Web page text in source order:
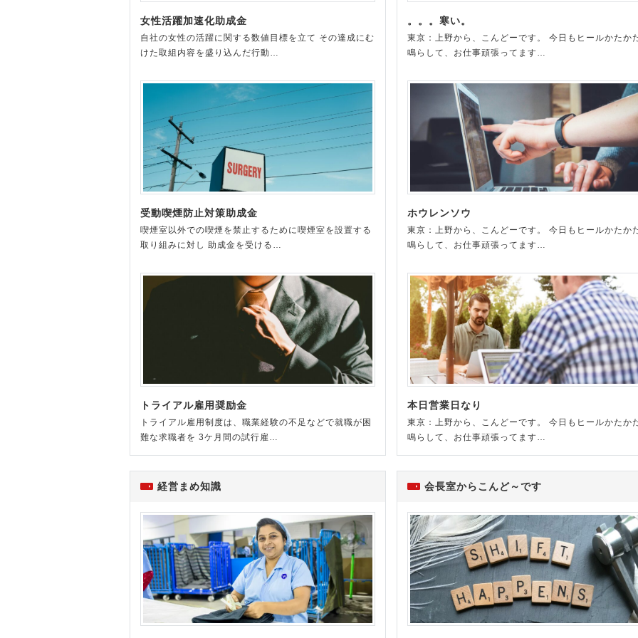
女性活躍加速化助成金
自社の女性の活躍に関する数値目標を立て その達成にむ
けた取組内容を盛り込んだ行動…
受動喫煙防止対策助成金
喫煙室以外での喫煙を禁止するために喫煙室を設置する
取り組みに対し 助成金を受ける…
トライアル雇用奨励金
トライアル雇用制度は、職業経験の不足などで就職が困
難な求職者を 3ケ月間の試行雇…
。。。寒い。
東京：上野から、こんどーです。 今日もヒールかたか
鳴らして、お仕事頑張ってます…
ホウレンソウ
東京：上野から、こんどーです。 今日もヒールかたか
鳴らして、お仕事頑張ってます…
本日営業日なり
東京：上野から、こんどーです。 今日もヒールかたか
鳴らして、お仕事頑張ってます…
経営まめ知識 会長室からこんど～です